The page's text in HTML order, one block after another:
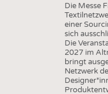
Die Messe
einer
sich
Die
2027 im
bringt
Netzwerk